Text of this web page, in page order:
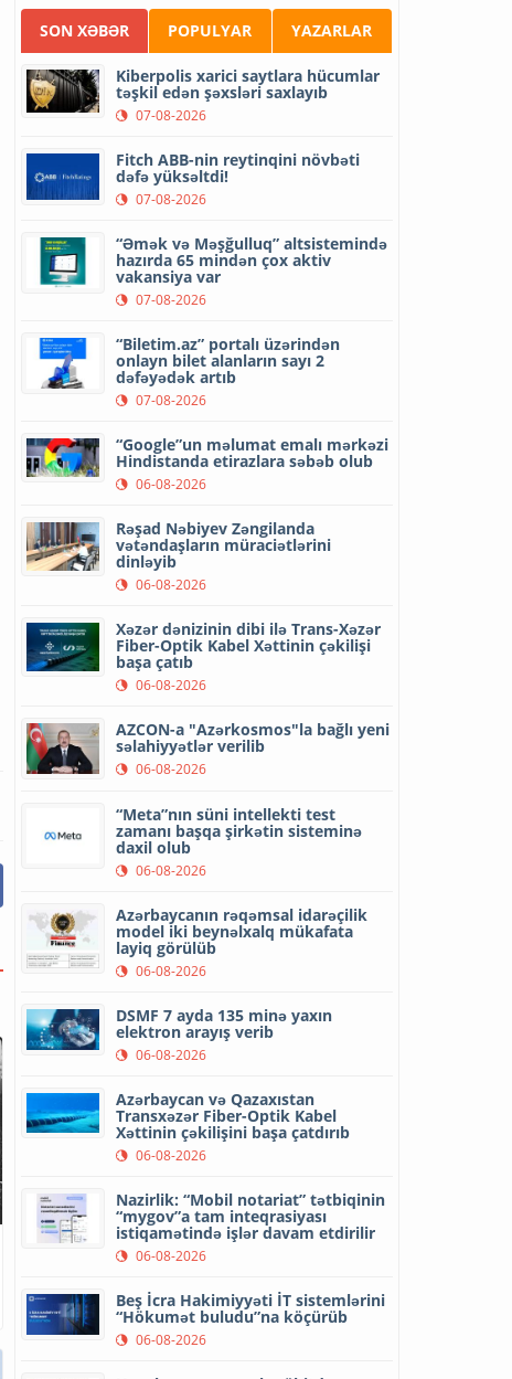
SON XƏBƏR POPULYAR YAZARLAR
Kiberpolis xarici saytlara hücumlar
təşkil edən şəxsləri saxlayıb
07-08-2026
Fitch ABB-nin reytinqini növbəti
dəfə yüksəltdi!
07-08-2026
“Əmək və Məşğulluq” altsistemində
hazırda 65 mindən çox aktiv
vakansiya var
07-08-2026
“Biletim.az” portalı üzərindən
onlayn bilet alanların sayı 2
dəfəyədək artıb
07-08-2026
“Google”un məlumat emalı mərkəzi
Hindistanda etirazlara səbəb olub
06-08-2026
Rəşad Nəbiyev Zəngilanda
vətəndaşların müraciətlərini
dinləyib
06-08-2026
Xəzər dənizinin dibi ilə Trans-Xəzər
Fiber-Optik Kabel Xəttinin çəkilişi
başa çatıb
06-08-2026
AZCON-a "Azərkosmos"la bağlı yeni
səlahiyyətlər verilib
06-08-2026
“Meta”nın süni intellekti test
zamanı başqa şirkətin sisteminə
daxil olub
06-08-2026
Azərbaycanın rəqəmsal idarəçilik
model iki beynəlxalq mükafata
layiq görülüb
06-08-2026
DSMF 7 ayda 135 minə yaxın
elektron arayış verib
06-08-2026
Azərbaycan və Qazaxıstan
Transxəzər Fiber-Optik Kabel
Xəttinin çəkilişini başa çatdırıb
06-08-2026
Nazirlik: “Mobil notariat” tətbiqinin
“mygov”a tam inteqrasiyası
istiqamətində işlər davam etdirilir
06-08-2026
Beş İcra Hakimiyyəti İT sistemlərini
“Hökumət buludu”na köçürüb
06-08-2026